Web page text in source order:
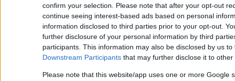
confirm your selection. Please note that after your opt-out
continue seeing interest-based ads based on personal
information disclosed to third parties prior to your opt-out.
further disclosure of your personal information by third
participants. This information may also be disclosed by us
Downstream Participants that may further disclose it to other
Please note that this website/app uses one or more Google